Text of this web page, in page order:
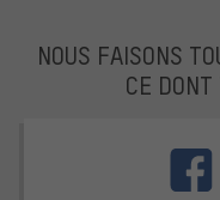
NOUS FAISONS
CE